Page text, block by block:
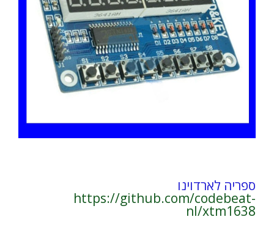
ספריה לארדוינו
https://github.com/codebeat-
nl/xtm1638